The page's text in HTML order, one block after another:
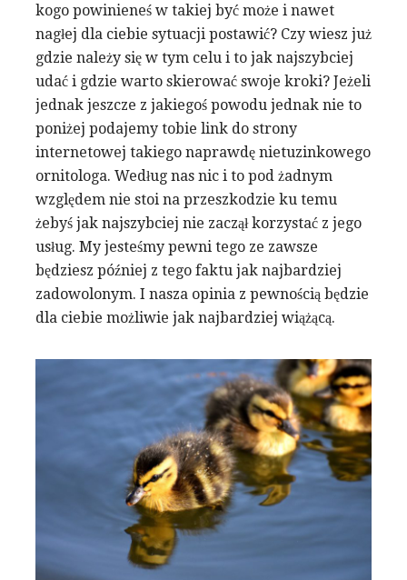
kogo powinieneś w takiej być może i nawet
nagłej dla ciebie sytuacji postawić? Czy wiesz już
gdzie należy się w tym celu i to jak najszybciej
udać i gdzie warto skierować swoje kroki? Jeżeli
jednak jeszcze z jakiegoś powodu jednak nie to
poniżej podajemy tobie link do strony
internetowej takiego naprawdę nietuzinkowego
ornitologa. Według nas nic i to pod żadnym
względem nie stoi na przeszkodzie ku temu
żebyś jak najszybciej nie zaczął korzystać z jego
usług. My jesteśmy pewni tego ze zawsze
będziesz później z tego faktu jak najbardziej
zadowolonym. I nasza opinia z pewnością będzie
dla ciebie możliwie jak najbardziej wiążącą.